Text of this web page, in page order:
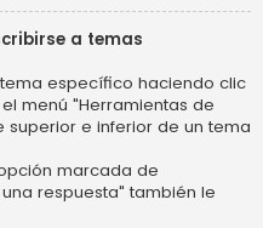
a temas
específico haciendo clic
menú "Herramientas de
e inferior de un tema
marcada de
respuesta" también le